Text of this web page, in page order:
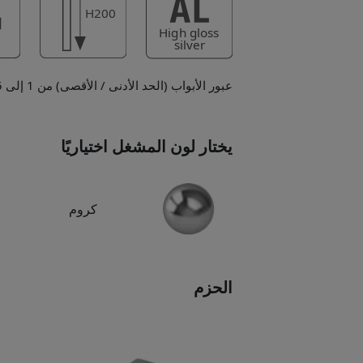
عبور الأبواب (الحد الأدنى / الأقصى) من 1 إلى 5 سم.
يختار لون المشغل اختياريًا
كروم
الحزم